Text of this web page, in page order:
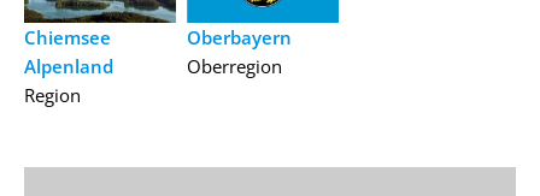
Chiemsee
Alpenland
Region
Oberbayern
Oberregion